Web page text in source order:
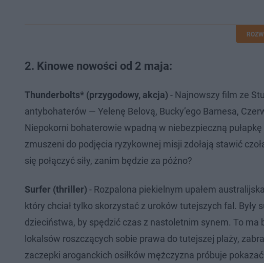
2. Kinowe nowości od 2 maja:
Thunderbolts* (przygodowy, akcja) - Najnowszy film ze
antybohaterów — Yelenę Belovą, Bucky’ego Barnesa,
Niepokorni bohaterowie wpadną w niebezpieczną
zmuszeni do podjęcia ryzykownej misji zdołają stawić
się połączyć siły, zanim będzie za późno?
Surfer (thriller) - Rozpalona piekielnym upałem
który chciał tylko skorzystać z uroków tutejszych fal.
dzieciństwa, by spędzić czas z nastoletnim synem. To
lokalsów roszczących sobie prawa do tutejszej plaży,
zaczepki aroganckich osiłków mężczyzna próbuje